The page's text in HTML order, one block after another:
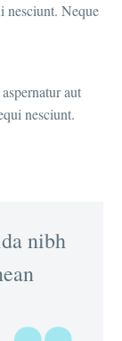
nesciunt. Neque
aut
nesciunt.
nibh